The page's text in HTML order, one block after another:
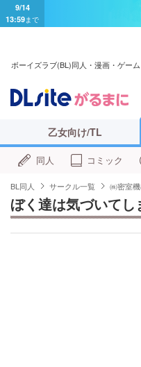
9/14
13:59まで
ボーイズラブ(BL)同人・漫画・ゲー
乙女向け/TL
同人 コミック
BL同人 サークル一覧 ㈱密室
ぼく達は気づいてし